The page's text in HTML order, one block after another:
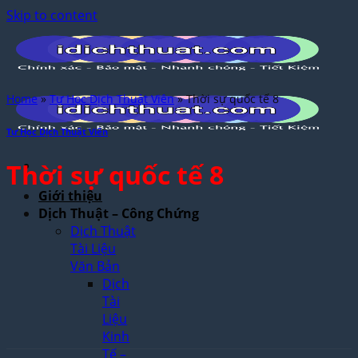
Skip to content
Giới thiệu
Dịch Thuật – Công Chứng
Dịch Thuật
Tài Liệu
Văn Bản
Dịch
Tài
Liệu
Kinh
Tế –
Home»Tự Học Dịch Thuật Viên»Thời sự quốc tế 8
Tự Học Dịch Thuật Viên
Thời sự quốc tế 8